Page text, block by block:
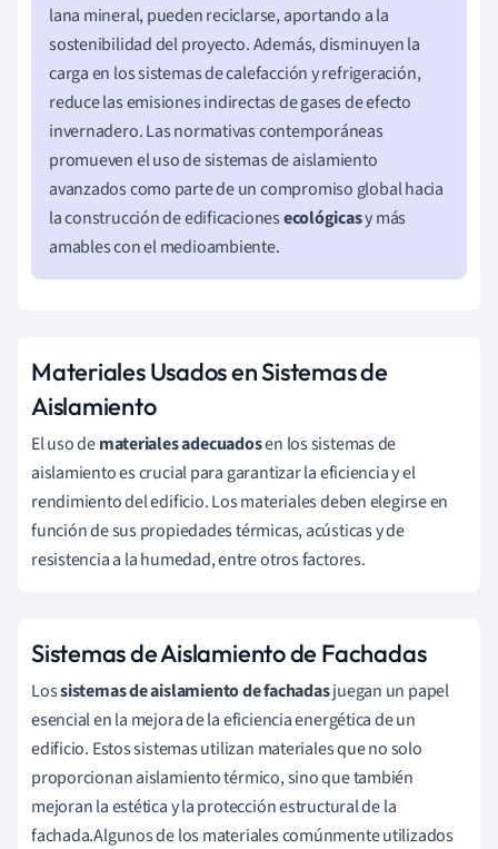
lana mineral, pueden reciclarse, aportando a la
sostenibilidad del proyecto. Además, disminuyen la
carga en los sistemas de calefacción y refrigeración,
reduce las emisiones indirectas de gases de efecto
invernadero. Las normativas contemporáneas
promueven el uso de sistemas de aislamiento
avanzados como parte de un compromiso global hacia
la construcción de edificacionesecológicasy más
amables con el medioambiente.
Materiales Usados en Sistemas de
Aislamiento
El uso demateriales adecuadosen los sistemas de
aislamiento es crucial para garantizar la eficiencia y el
rendimiento del edificio. Los materiales deben elegirse en
función de sus propiedades térmicas, acústicas y de
resistencia a la humedad, entre otros factores.
Sistemas de Aislamiento de Fachadas
Lossistemas de aislamiento de fachadasjuegan un papel
esencial en la mejora de la eficiencia energética de un
edificio. Estos sistemas utilizan materiales que no solo
proporcionan aislamiento térmico, sino que también
mejoran la estética y la protección estructural de la
fachada.Algunos de los materiales comúnmente utilizados